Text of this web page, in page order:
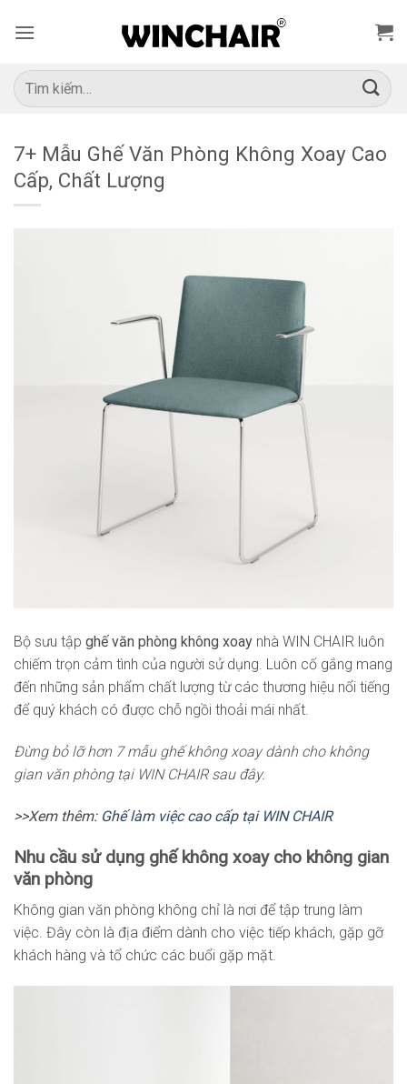
qua
dung
Tìm
kiếm:
7+ Mẫu Ghế Văn Phòng Không Xoay Cao
Cấp, Chất Lượng
Bộ sưu tập ghế văn phòng không xoay nhà WIN CHAIR luôn
chiếm trọn cảm tình của người sử dụng. Luôn cố gắng mang
đến những sản phẩm chất lượng từ các thương hiệu nổi tiếng
để quý khách có được chỗ ngồi thoải mái nhất.
Đừng bỏ lỡ hơn 7 mẫu ghế không xoay dành cho không
gian văn phòng tại WIN CHAIR sau đây.
>>Xem thêm: Ghế làm việc cao cấp tại WIN CHAIR
Nhu cầu sử dụng ghế không xoay cho không gian
văn phòng
Không gian văn phòng không chỉ là nơi để tập trung làm
việc. Đây còn là địa điểm dành cho việc tiếp khách, gặp gỡ
khách hàng và tổ chức các buổi gặp mặt.